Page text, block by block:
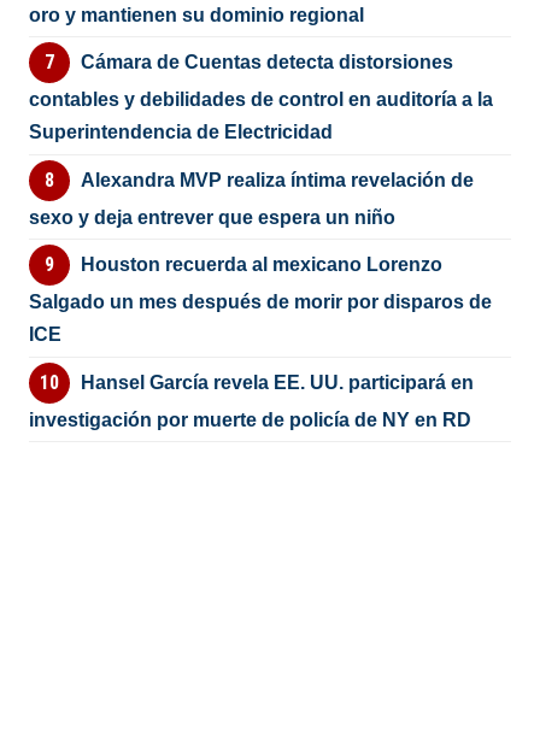
oro y mantienen su dominio regional
Cámara de Cuentas detecta distorsiones
contables y debilidades de control en auditoría a la
Superintendencia de Electricidad
Alexandra MVP realiza íntima revelación de
sexo y deja entrever que espera un niño
Houston recuerda al mexicano Lorenzo
Salgado un mes después de morir por disparos de
ICE
Hansel García revela EE. UU. participará en
investigación por muerte de policía de NY en RD